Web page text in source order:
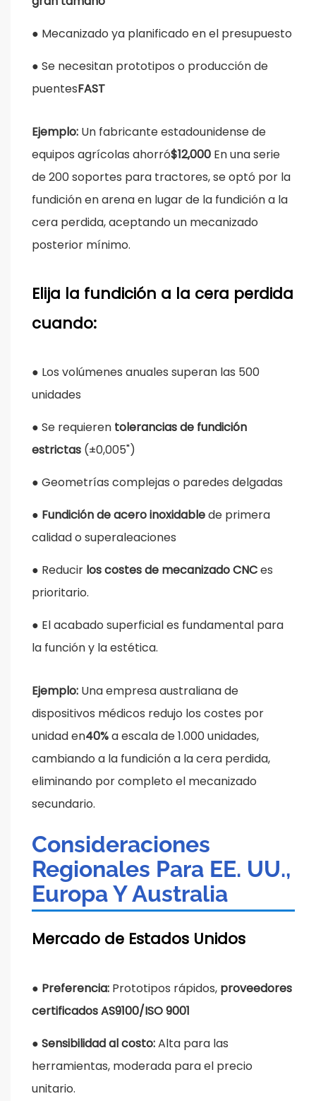
● Mecanizado ya planificado en el presupuesto
● Se necesitan prototipos o producción de
puentesFAST
Ejemplo: Un fabricante estadounidense de
equipos agrícolas ahorró$12,000 En una serie
de 200 soportes para tractores, se optó por la
fundición en arena en lugar de la fundición a la
cera perdida, aceptando un mecanizado
posterior mínimo.
Elija la fundición a la cera perdida
cuando:
● Los volúmenes anuales superan las 500
unidades
● Se requieren tolerancias de fundición
estrictas (±0,005")
● Geometrías complejas o paredes delgadas
● Fundición de acero inoxidablede primera
calidad o superaleaciones
● Reducir los costes de mecanizado CNCes
prioritario.
● El acabado superficial es fundamental para
la función y la estética.
Ejemplo: Una empresa australiana de
dispositivos médicos redujo los costes por
unidad en40%a escala de 1.000 unidades,
cambiando a la fundición a la cera perdida,
eliminando por completo el mecanizado
secundario.
Consideraciones
Regionales Para EE. UU.,
Europa Y Australia
Mercado de Estados Unidos
● Preferencia: Prototipos rápidos, proveedores
certificados AS9100/ISO 9001
● Sensibilidad al costo:Alta para las
herramientas, moderada para el precio
unitario.